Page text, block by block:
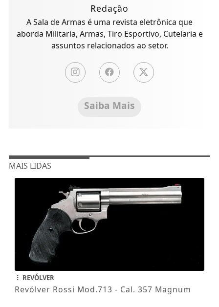
Redação
A Sala de Armas é uma revista eletrônica que
aborda Militaria, Armas, Tiro Esportivo, Cutelaria e
assuntos relacionados ao setor.
Saiba Mais
MAIS LIDAS
REVÓLVER
Revólver Rossi Mod.713 - Cal. 357 Magnum